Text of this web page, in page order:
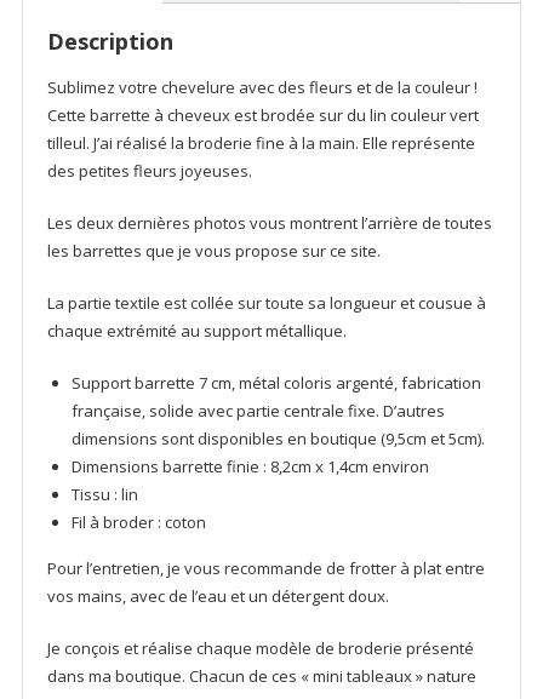
tilleul,Description
Sublimez votre chevelure avec des fleurs et de la couleur !
Cette barrette à cheveux est brodée sur du lin couleur vert
tilleul. J’ai réalisé la broderie fine à la main. Elle représente
des petites fleurs joyeuses.
Les deux dernières photos vous montrent l’arrière de toutes
les barrettes que je vous propose sur ce site.
La partie textile est collée sur toute sa longueur et cousue à
chaque extrémité au support métallique.
Support barrette 7 cm, métal coloris argenté, fabrication
française, solide avec partie centrale fixe. D’autres
dimensions sont disponibles en boutique (9,5cm et 5cm).
Dimensions barrette finie : 8,2cm x 1,4cm environ
Tissu : lin
Fil à broder : coton
Pour l’entretien, je vous recommande de frotter à plat entre
vos mains, avec de l’eau et un détergent doux.
Je conçois et réalise chaque modèle de broderie présenté
dans ma boutique. Chacun de ces « mini tableaux » nature